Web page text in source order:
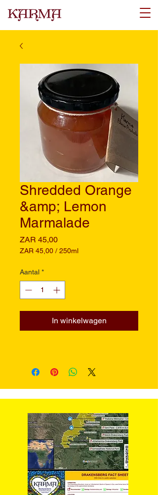
Shredded Orange
&amp; Lemon
Marmalade
ZAR 45,00Prijs
ZAR 45,00 / 250ml
per
Milliliters
Aantal *
In winkelwagen